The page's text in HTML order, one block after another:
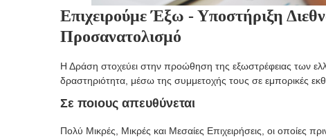
Επιχειρούμε Έξω - Υποστήριξη
Προσανατολισμό
Η Δράση στοχεύει στην προώθηση της εξωστρέφειας των
δραστηριότητα, μέσω της συμμετοχής τους σε εμπορικές
Σε ποιους απευθύνεται
Πολύ Μικρές, Μικρές και Μεσαίες Επιχειρήσεις, οι οποίες